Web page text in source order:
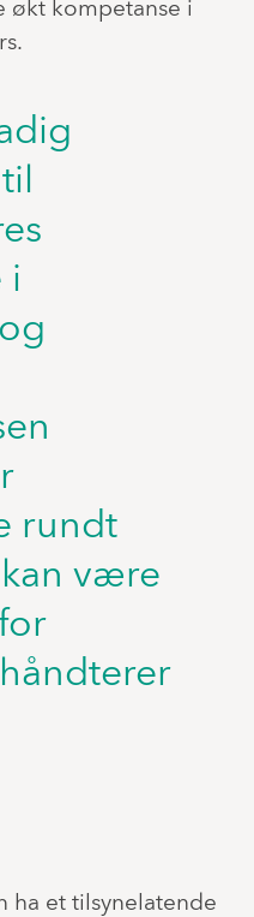
økt kompetanse i
i
rundt
være
ha et tilsynelatende